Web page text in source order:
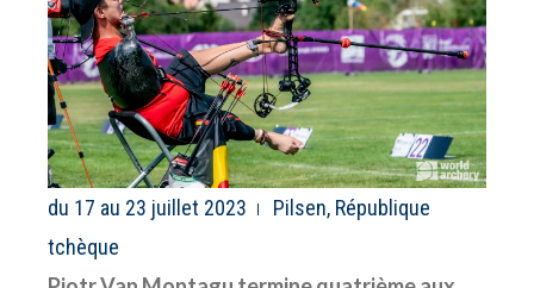
du 17 au 23 juillet 2023
Pilsen, République
tchèque